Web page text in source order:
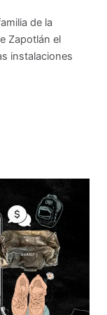
de la
Zapotlán el
instalaciones